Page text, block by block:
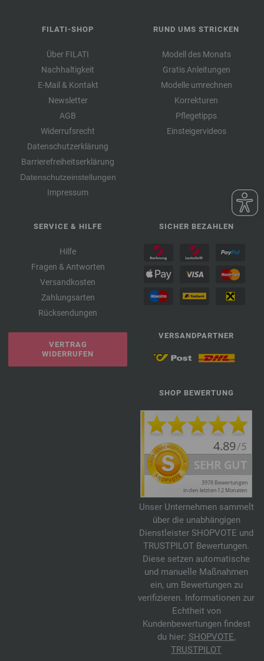
FILATI-SHOP
Über FILATI
Nachhaltigkeit
E-Mail & Kontakt
Newsletter
AGB
Widerrufsrecht
Datenschutzerklärung
Barrierefreiheitserklärung
Datenschutzeinstellungen
Impressum
RUND UMS STRICKEN
Modell des Monats
Gratis Anleitungen
Modelle umrechnen
Korrekturen
Pflegetipps
Einsteigervideos
SERVICE & HILFE
Hilfe
Fragen & Antworten
Versandkosten
Zahlungsarten
Rücksendungen
VERTRAG
WIDERRUFEN
SICHER BEZAHLEN
VERSANDPARTNER
SHOP BEWERTUNG
Unser Unternehmen sammelt
über die unabhängigen
Dienstleister SHOPVOTE und
TRUSTPILOT Bewertungen.
Diese setzen automatische
und manuelle Maßnahmen
ein, um Bewertungen zu
verifizieren. Informationen zur
Echtheit von
Kundenbewertungen findest
du hier: SHOPVOTE,
TRUSTPILOT